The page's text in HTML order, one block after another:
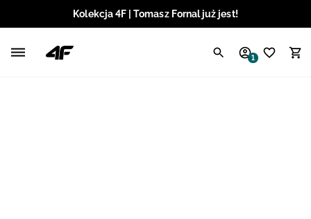
Kolekcja 4F | Tomasz Fornal już jest!
1